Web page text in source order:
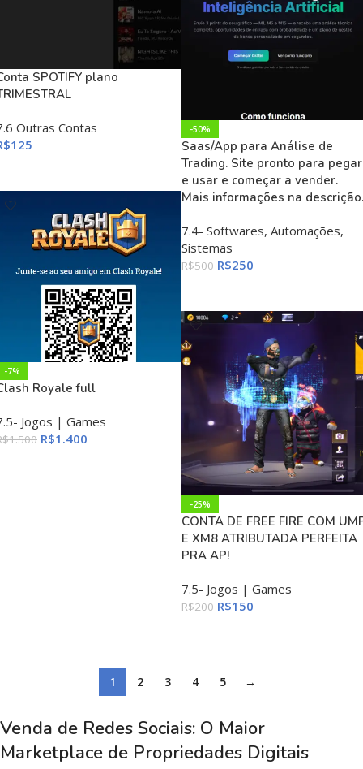
SPOTIFY plano
Outras Contas
125
-50%
Saas/App para Análise de
Trading. Site pronto para pegar
e usar e começar a vender.
Mais informações na descrição.
7.4- Softwares, Automações,
Sistemas
R$500 R$250
-7%
Royale full
Jogos | Games
1.500 R$1.400
-25%
CONTA DE FREE FIRE COM
E XM8 ATRIBUTADA PERFEITA
PRA AP!
7.5- Jogos | Games
R$200 R$150
1 2 3 4 5 →
Venda de Redes Sociais: O Maior
Marketplace de Propriedades Digitais